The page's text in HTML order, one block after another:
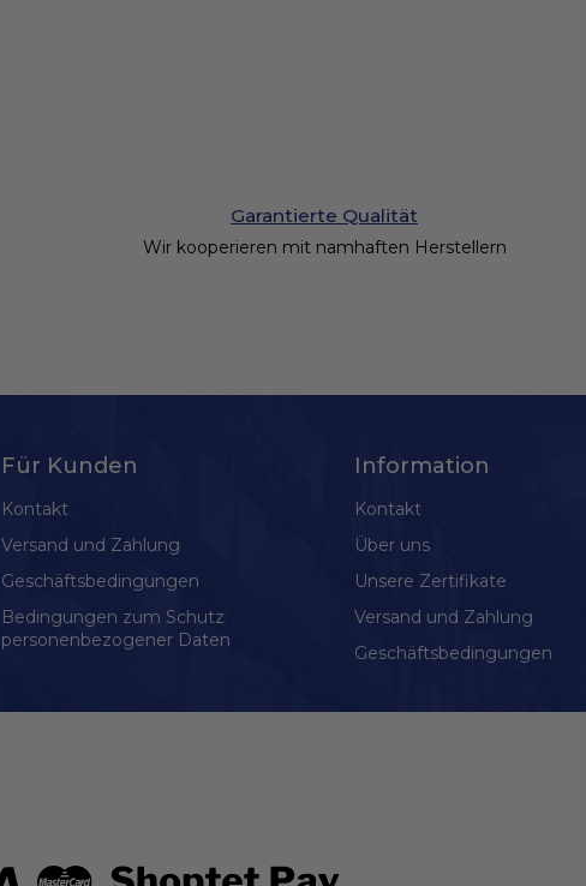
Garantierte Qualität
Wir kooperieren mit namhaften Herstellern
Für Kunden
Kontakt
Versand und Zahlung
Geschäftsbedingungen
Bedingungen zum Schutz
personenbezogener Daten
Information
Kontakt
Über uns
Unsere Zertifikate
Versand und Zahlung
Geschäftsbedingungen